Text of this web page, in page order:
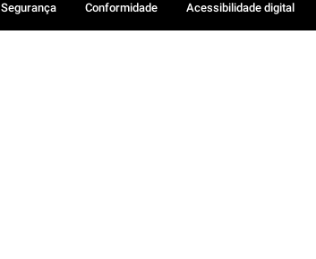
Segurança Conformidade Acessibilidade digital